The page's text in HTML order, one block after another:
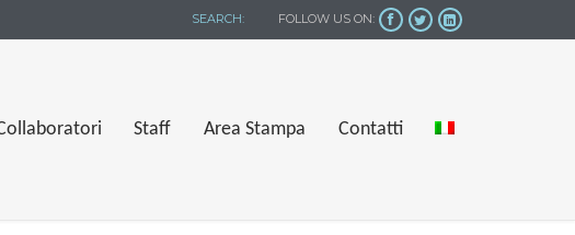
SEARCH: FOLLOW US ON:   
Staff Area Stampa Contatti